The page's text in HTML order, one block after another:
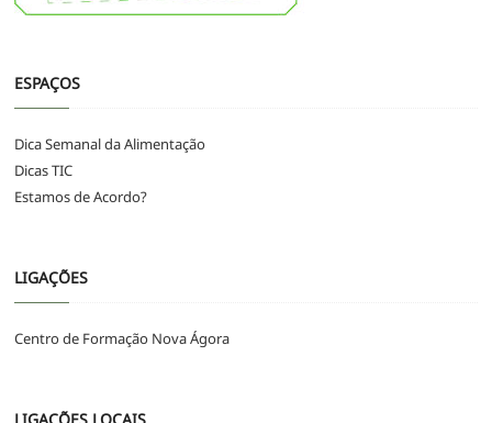
ESPAÇOS
Dica Semanal da Alimentação
Dicas TIC
Estamos de Acordo?
LIGAÇÕES
Centro de Formação Nova Ágora